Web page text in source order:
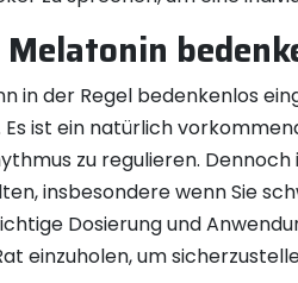
in der Regel bedenkenlos
ist ein natürlich
zu regulieren.
insbesondere wenn Sie
Dosierung und
einzuholen, um